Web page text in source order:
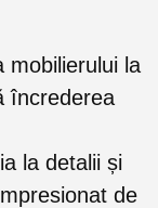
mobilierului la
încrederea
la detalii și
de